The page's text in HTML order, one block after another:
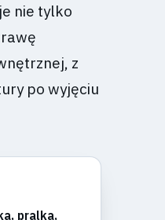
nie tylko
z
po wyjęciu
pralka,